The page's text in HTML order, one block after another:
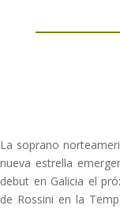
La soprano
nueva estrella
debut en Galicia el
de Rossini en la